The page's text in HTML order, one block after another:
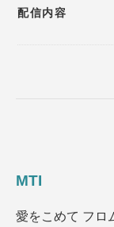
配信内容
MTI
愛をこめて フロ